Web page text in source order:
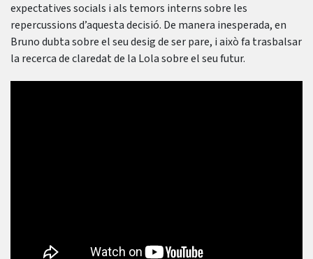
expectatives socials i als temors interns sobre les
repercussions d’aquesta decisió. De manera inesperada, en
Bruno dubta sobre el seu desig de ser pare, i això fa trasbalsar
la recerca de claredat de la Lola sobre el seu futur.